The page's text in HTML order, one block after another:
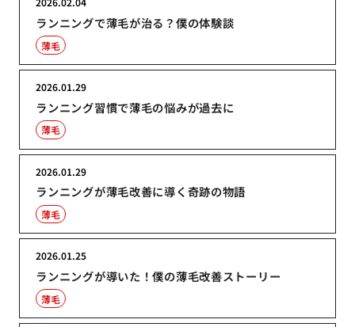
ランニングで薄毛が治る？僕の体験談
薄毛
ランニング習慣で薄毛の悩みが過去に
2026.01.29
薄毛
ランニングが薄毛改善に導く奇跡の物語
2026.01.29
薄毛
ランニングが導いた！僕の薄毛改善ストーリー
2026.01.25
薄毛